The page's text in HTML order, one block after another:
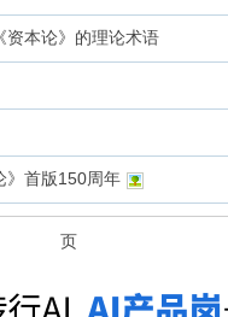
资本论》的理论术语
首版150周年
页